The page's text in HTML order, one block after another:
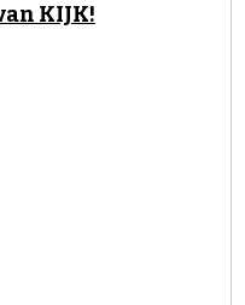
KIJK!